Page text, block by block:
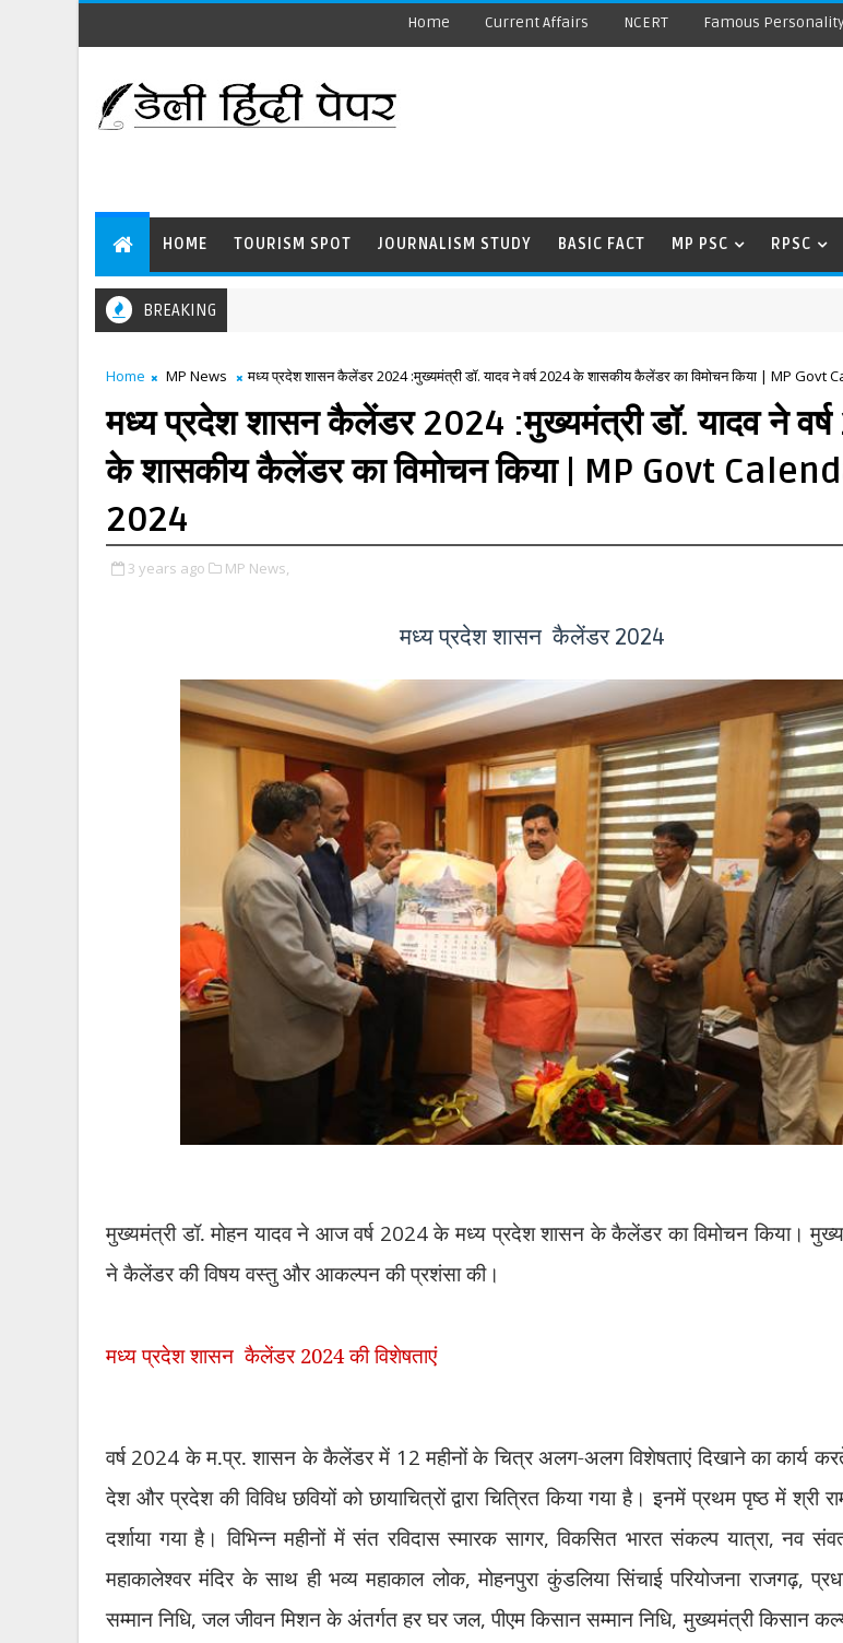
Home Current Affairs NCERT Famous
HOME TOURISM SPOT JOURNALISM STUDY BASIC FACT MP PSC RPSC
BREAKING
Home MP News मध्य प्रदेश शासन कैलेंडर 2024 :मुख्यमंत्री डॉ. यादव ने वर्ष 2024 के शासकीय कैलेंडर का विमोचन किया | MP Govt
मध्य प्रदेश शासन कैलेंडर 2024 :मुख्यमंत्री डॉ. यादव ने
के शासकीय कैलेंडर का विमोचन किया | MP Govt
2024
3 years ago MP News,
मध्य प्रदेश शासन कैलेंडर 2024
मुख्यमंत्री डॉ. मोहन यादव ने आज वर्ष 2024के मध्य प्रदेश शासन के कैलेंडर का विमोचन किया।
ने कैलेंडर की विषय वस्तु और आकल्पन की प्रशंसा की।
मध्य प्रदेश शासन कैलेंडर 2024 की विशेषताएं
वर्ष 2024के म.प्र. शासन के कैलेंडर में 12महीनों के चित्र अलग-अलग विशेषताएं दिखाने का कार्य
देश और प्रदेश की विविध छवियों को छायाचित्रों द्वारा चित्रित किया गया है। इनमें प्रथम पृष्ठ में श्री
दर्शाया गया है। विभिन्न महीनों में संत रविदास स्मारक सागर,विकसित भारत संकल्प यात्रा,नव
महाकालेश्वर मंदिर के साथ ही भव्य महाकाल लोक,मोहनपुरा कुंडलिया सिंचाई परियोजना राजगढ़,
सम्मान निधि,जल जीवन मिशन के अंतर्गत हर घर जल,पीएम किसान सम्मान निधि,मुख्यमंत्री किसान